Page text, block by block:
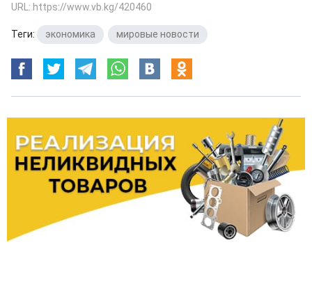
URL: https://www.vb.kg/420460
Теги: экономика мировые новости